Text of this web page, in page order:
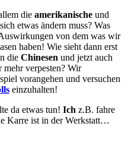
die amerikanische und
etwas ändern muss? Was
von dem was wir
haben! Wie sieht dann erst
die Chinesen und jetzt auch
verpesten? Wir
vorangehen und versuchen
einzuhalten!
da etwas tun! Ich z.B. fahre
Karre ist in der Werkstatt…